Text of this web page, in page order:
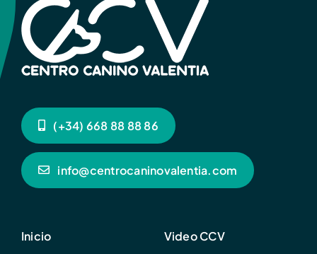
(+34) 668 88 88 86
info@centrocaninovalentia.com
Inicio Video CCV